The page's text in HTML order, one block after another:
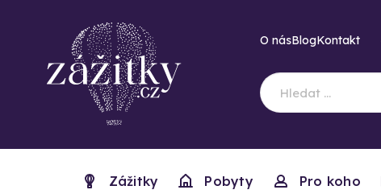
O násBlogKontakt
Zážitky Pobyty Pro koho